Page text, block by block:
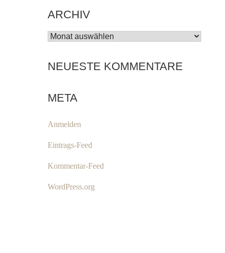
ARCHIV
ARCHIV
NEUESTE KOMMENTARE
META
Anmelden
Eintrags-Feed
Kommentar-Feed
WordPress.org